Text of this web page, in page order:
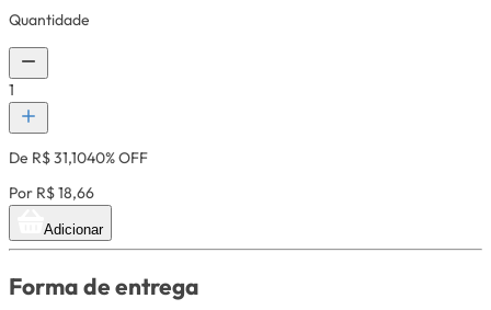
Quantidade
1
De R$ 31,1040% OFF
Por R$ 18,66
Adicionar
Forma de entrega